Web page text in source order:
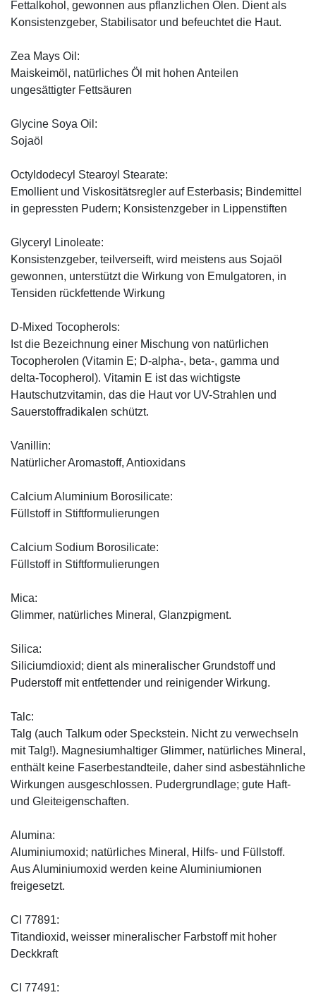
Fettalkohol, gewonnen aus pflanzlichen Ölen. Dient als
Konsistenzgeber, Stabilisator und befeuchtet die Haut.
Zea Mays Oil:
Maiskeimöl, natürliches Öl mit hohen Anteilen
ungesättigter Fettsäuren
Glycine Soya Oil:
Sojaöl
Octyldodecyl Stearoyl Stearate:
Emollient und Viskositätsregler auf Esterbasis; Bindemittel
in gepressten Pudern; Konsistenzgeber in Lippenstiften
Glyceryl Linoleate:
Konsistenzgeber, teilverseift, wird meistens aus Sojaöl
gewonnen, unterstützt die Wirkung von Emulgatoren, in
Tensiden rückfettende Wirkung
D-Mixed Tocopherols:
Ist die Bezeichnung einer Mischung von natürlichen
Tocopherolen (Vitamin E; D-alpha-, beta-, gamma und
delta-Tocopherol). Vitamin E ist das wichtigste
Hautschutzvitamin, das die Haut vor UV-Strahlen und
Sauerstoffradikalen schützt.
Vanillin:
Natürlicher Aromastoff, Antioxidans
Calcium Aluminium Borosilicate:
Füllstoff in Stiftformulierungen
Calcium Sodium Borosilicate:
Füllstoff in Stiftformulierungen
Mica:
Glimmer, natürliches Mineral, Glanzpigment.
Silica:
Siliciumdioxid; dient als mineralischer Grundstoff und
Puderstoff mit entfettender und reinigender Wirkung.
Talc:
Talg (auch Talkum oder Speckstein. Nicht zu verwechseln
mit Talg!). Magnesiumhaltiger Glimmer, natürliches Mineral,
enthält keine Faserbestandteile, daher sind asbestähnliche
Wirkungen ausgeschlossen. Pudergrundlage; gute Haft-
und Gleiteigenschaften.
Alumina:
Aluminiumoxid; natürliches Mineral, Hilfs- und Füllstoff.
Aus Aluminiumoxid werden keine Aluminiumionen
freigesetzt.
CI 77891:
Titandioxid, weisser mineralischer Farbstoff mit hoher
Deckkraft
CI 77491: